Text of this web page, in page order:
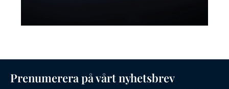
Prenumerera på vårt nyhetsbrev